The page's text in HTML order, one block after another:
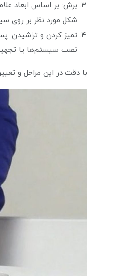
برش: بر اساس ابعاد
شکل مورد نظر بر روی
تمیز کردن و تراشیدن:
نصب سیستم‌ها یا
با دقت در این مراحل و